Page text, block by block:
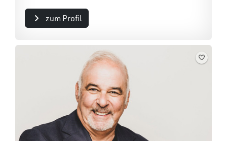
zum Profil